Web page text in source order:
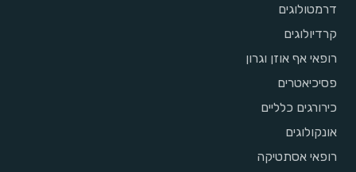
דרמטולוגים
קרדיולוגים
רופאי אף אוזן וגרון
פסיכיאטרים
כירורגים כלליים
אונקולוגים
רופאי אסתטיקה